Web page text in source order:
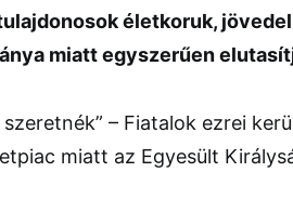
életkoruk,
miatt egyszerűen